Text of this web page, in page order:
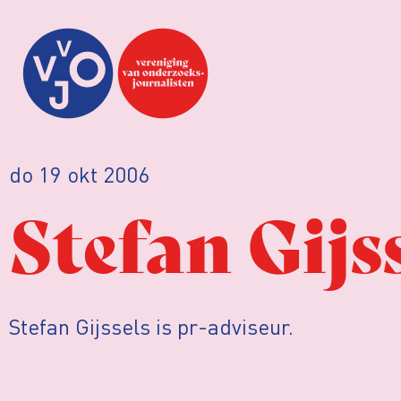
do 19 okt 2006
Stefan
Stefan Gijssels is pr-adviseur.